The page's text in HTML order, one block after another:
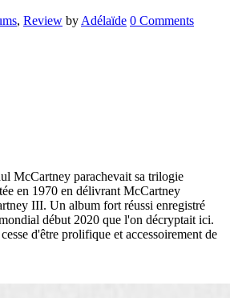
, Review byAdélaïde 0 Comments
McCartney parachevait sa trilogie
en 1970 en délivrant McCartney
III. Un album fort réussi enregistré
début 2020 que l'on décryptait ici.
d'être prolifique et accessoirement de